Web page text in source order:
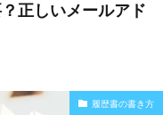
正しいメールアド
履歴書の書き方